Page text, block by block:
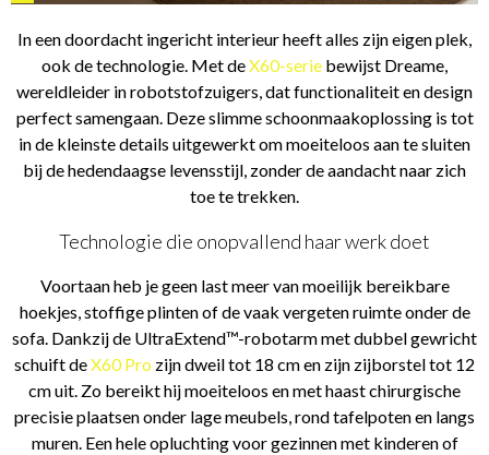
In een doordacht ingericht interieur heeft alles zijn eigen plek,
ook de technologie. Met deX60-serie bewijst Dreame,
wereldleider in robotstofzuigers, dat functionaliteit en design
perfect samengaan. Deze slimme schoonmaakoplossing is tot
in de kleinste details uitgewerkt om moeiteloos aan te sluiten
bij de hedendaagse levensstijl, zonder de aandacht naar zich
toe te trekken.
Technologie die onopvallend haar werk doet
Voortaan heb je geen last meer van moeilijk bereikbare
hoekjes, stoffige plinten of de vaak vergeten ruimte onder de
sofa. Dankzij de UltraExtend™-robotarm met dubbel gewricht
schuift deX60 Pro zijn dweil tot 18 cm en zijn zijborstel tot 12
cm uit. Zo bereikt hij moeiteloos en met haast chirurgische
precisie plaatsen onder lage meubels, rond tafelpoten en langs
muren. Een hele opluchting voor gezinnen met kinderen of